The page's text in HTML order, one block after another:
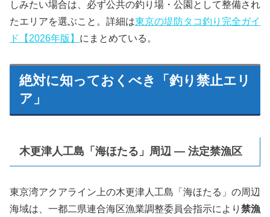
しみたい場合は、必ず公共の釣り場・公園として整備され
たエリアを選ぶこと。詳細は東京の堤防タコ釣り完全ガイ
ド【2026年版】 にまとめている。
絶対に知っておくべき「釣り禁止エリ
ア」
木更津人工島「海ほたる」周辺 — 法定禁漁区
東京湾アクアライン上の木更津人工島「海ほたる」の周辺
海域は、一都二県連合海区漁業調整委員会指示により 禁漁